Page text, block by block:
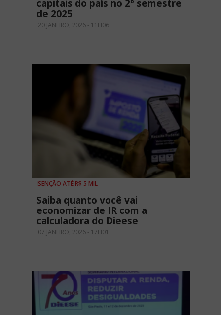
capitais do país no 2º semestre
de 2025
20 JANEIRO, 2026 - 11H06
ISENÇÃO ATÉ R$ 5 MIL
Saiba quanto você vai
economizar de IR com a
calculadora do Dieese
07 JANEIRO, 2026 - 17H01